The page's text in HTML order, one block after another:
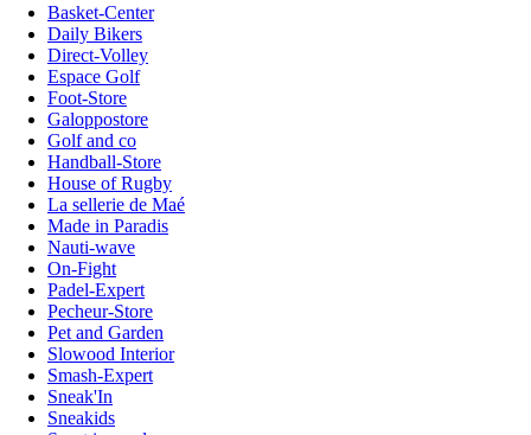
Basket-Center
Daily Bikers
Direct-Volley
Espace Golf
Foot-Store
Galoppostore
Golf and co
Handball-Store
House of Rugby
La sellerie de Maé
Made in Paradis
Nauti-wave
On-Fight
Padel-Expert
Pecheur-Store
Pet and Garden
Slowood Interior
Smash-Expert
Sneak'In
Sneakids